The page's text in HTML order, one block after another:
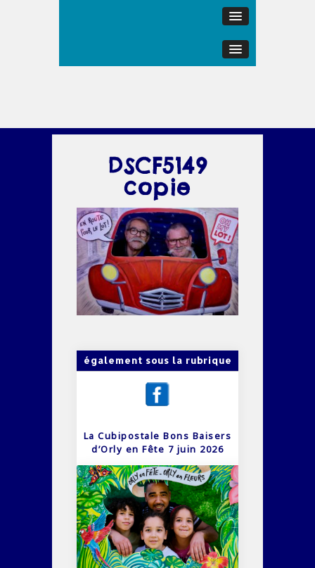
DSCF5149
copie
également sous la rubrique
La Cubipostale Bons Baisers
d’Orly en Fête 7 juin 2026